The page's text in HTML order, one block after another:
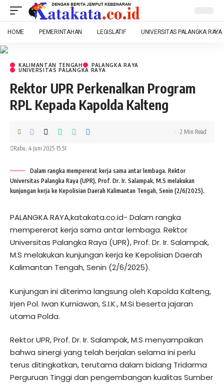
HOME PEMERINTAHAN LEGISLATIF UNIVERSITAS PALANGKA RAYA
KALIMANTAN TENGAH
PALANGKA RAYA
UNIVERSITAS PALANGKA RAYA
Rektor UPR Perkenalkan Program
RPL Kepada Kapolda Kalteng
Rabu, 4 Juni 2025 15:51
2 Min Read
Dalam rangka mempererat kerja sama antar lembaga. Rektor
Universitas Palangka Raya (UPR), Prof. Dr. Ir. Salampak, M.S melakukan
kunjungan kerja ke Kepolisian Daerah Kalimantan Tengah, Senin (2/6/2025).
PALANGKA RAYA,katakata.co.id- Dalam rangka
mempererat kerja sama antar lembaga. Rektor
Universitas Palangka Raya (UPR), Prof. Dr. Ir. Salampak,
M.S melakukan kunjungan kerja ke Kepolisian Daerah
Kalimantan Tengah, Senin (2/6/2025).
Kunjungan ini diterima langsung oleh Kapolda Kalteng,
Irjen Pol. Iwan Kurniawan, S.I.K., M.Si beserta jajaran
utama Polda.
Rektor UPR, Prof. Dr. Ir. Salampak, M.S menyampaikan
bahwa sinergi yang telah berjalan selama ini perlu
terus ditingkatkan, terutama dalam bidang Tridarma
Perguruan Tinggi dan pengembangan kualitas Sumber